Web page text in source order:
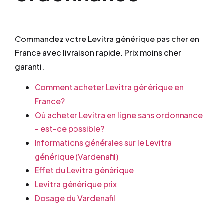
Commandez votre Levitra générique pas cher en
France avec livraison rapide. Prix moins cher
garanti.
Comment acheter Levitra générique en
France?
Où acheter Levitra en ligne sans ordonnance
– est-ce possible?
Informations générales sur le Levitra
générique (Vardenafil)
Effet du Levitra générique
Levitra générique prix
Dosage du Vardenafil